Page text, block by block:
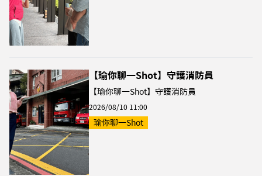
【瑜你聊一Shot】守護消防員
【瑜你聊一Shot】守護消防員
2026/08/10 11:00
瑜你聊一Shot